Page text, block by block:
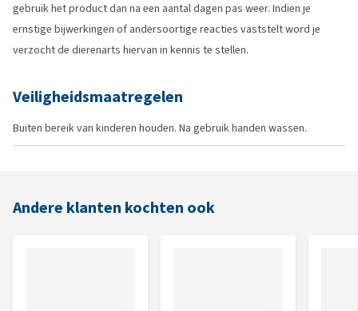
gebruik het product dan na een aantal dagen pas weer. Indien je
ernstige bijwerkingen of andersoortige reacties vaststelt word je
verzocht de dierenarts hiervan in kennis te stellen.
Veiligheidsmaatregelen
Buiten bereik van kinderen houden. Na gebruik handen wassen.
Andere klanten kochten ook